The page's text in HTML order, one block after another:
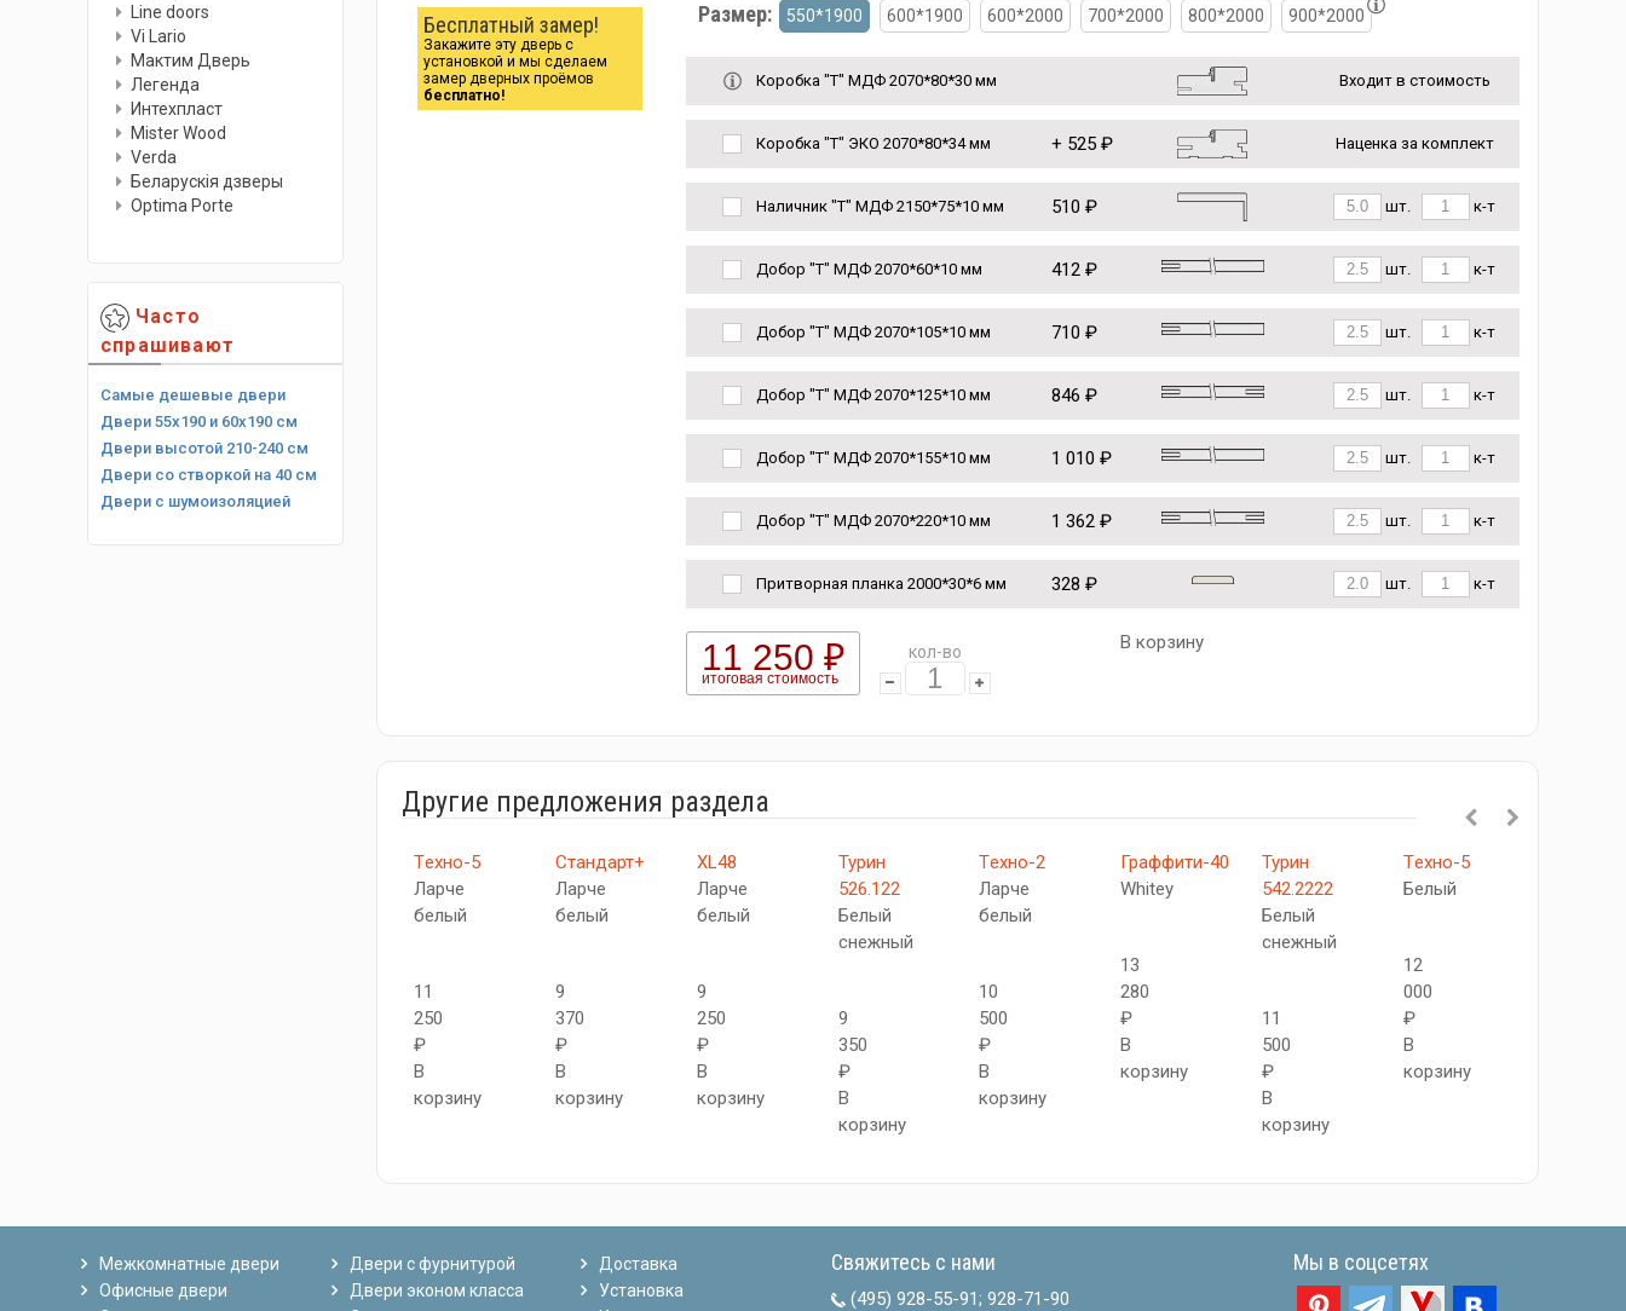
Line doors
Vi Lario
Мактим Дверь
Легенда
Интехпласт
Мister Wood
Verda
Беларускiя дзверы
Optima Porte
Часто
спрашивают
Самые дешевые двери
Двери 55х190 и 60х190 см
Двери высотой 210-240 см
Двери со створкой на 40 см
Двери с шумоизоляцией
Бесплатный замер!
Закажите эту дверь с
установкой и мы сделаем
замер дверных проёмов
бесплатно!
Размер: 550*1900 600*1900 600*2000 700*2000 800*2000 900*2000
Коробка "Т" МДФ 2070*80*30 мм Входит в стоимость
Коробка "Т" ЭКО 2070*80*34 мм + 525 ₽ Наценка за комплект
Наличник "Т" МДФ 2150*75*10 мм 510 ₽ шт. к-т
Добор "Т" МДФ 2070*60*10 мм 412 ₽ шт. к-т
Добор "Т" МДФ 2070*105*10 мм 710 ₽ шт. к-т
Добор "Т" МДФ 2070*125*10 мм 846 ₽ шт. к-т
Добор "Т" МДФ 2070*155*10 мм 1 010 ₽ шт. к-т
Добор "Т" МДФ 2070*220*10 мм 1 362 ₽ шт. к-т
Притворная планка 2000*30*6 мм 328 ₽ шт. к-т
11 250 ₽
итоговая стоимость
кол-во В корзину
Другие предложения раздела
Tехно-5
Ларче
белый
11
250
₽
В
корзину
Стандарт+
Ларче
белый
9
370
₽
В
корзину
XL48
Ларче
белый
9
250
₽
В
корзину
Турин
526.122
Белый
снежный
9
350
₽
В
корзину
Tехно-2
Ларче
белый
10
500
₽
В
корзину
Граффити-40
Whitey
13
280
₽
В
корзину
Турин
542.2222
Белый
снежный
11
500
₽
В
корзину
Tехно-5
Белый
12
000
₽
В
корзину
Межкомнатные двери
Офисные двери
Двери с фурнитурой
Двери эконом класса
Доставка
Установка
Свяжитесь с нами
(495) 928-55-91; 928-71-90
Мы в соцсетях